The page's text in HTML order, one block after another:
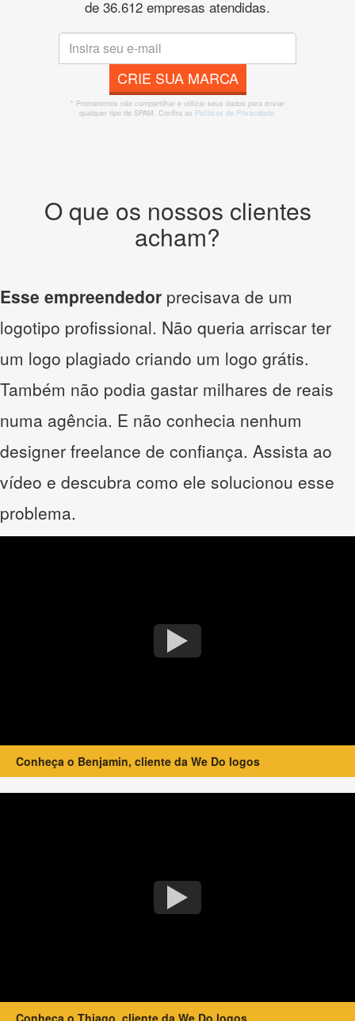
de 36.612 empresas atendidas.
CRIE SUA MARCA
* Prometemos não compartilhar e utilizar seus dados para enviar
qualquer tipo de SPAM. Confira as Políticas de Privacidade.
O que os nossos clientes
acham?
Esse empreendedor precisava de um
logotipo profissional. Não queria arriscar ter
um logo plagiado criando um logo grátis.
Também não podia gastar milhares de reais
numa agência. E não conhecia nenhum
designer freelance de confiança. Assista ao
vídeo e descubra como ele solucionou esse
problema.
Conheça o Benjamin, cliente da We Do logos
Conheça o Thiago, cliente da We Do logos